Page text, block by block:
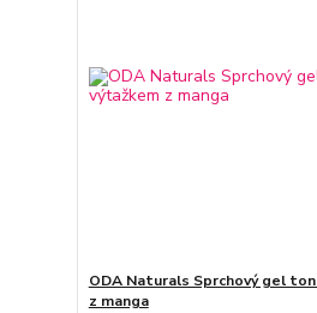
ODA Naturals Sprchový gel
z manga